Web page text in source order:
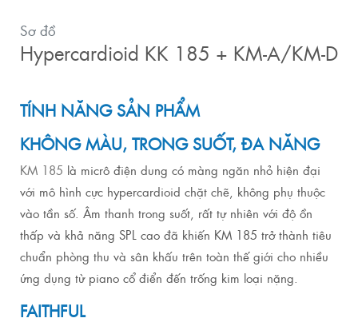
Sơ đồ
Hypercardioid KK 185 + KM-A/KM-D
TÍNH NĂNG SẢN PHẨM
KHÔNG MÀU, TRONG SUỐT, ĐA NĂNG
KM 185 là micrô điện dung có màng ngăn nhỏ hiện đại
với mô hình cực hypercardioid chặt chẽ, không phụ thuộc
vào tần số. Âm thanh trong suốt, rất tự nhiên với độ ồn
thấp và khả năng SPL cao đã khiến KM 185 trở thành tiêu
chuẩn phòng thu và sân khấu trên toàn thế giới cho nhiều
ứng dụng từ piano cổ điển đến trống kim loại nặng.
FAITHFUL